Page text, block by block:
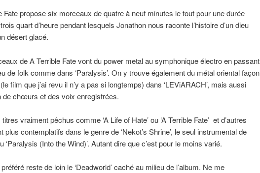
Fate propose six morceaux de quatre à neuf minutes le tout pour une durée
quart d’heure pendant lesquels Jonathon nous raconte l’histoire d’un dieu
désert glacé.
de A Terrible Fate vont du power metal au symphonique électro en passant
de folk comme dans ‘Paralysis’. On y trouve également du métal oriental façon
film que j’ai revu il n’y a pas si longtemps) dans ‘LEViARACH’, mais aussi
de chœurs et des voix enregistrées.
vraiment pêchus comme ‘A Life of Hate’ ou ‘A Terrible Fate’ et d’autres
plus contemplatifs dans le genre de ‘Nekot’s Shrine’, le seul instrumental de
‘Paralysis (Into the Wind)’. Autant dire que c’est pour le moins varié.
reste de loin le ‘Deadworld’ caché au milieu de l’album. Ne me